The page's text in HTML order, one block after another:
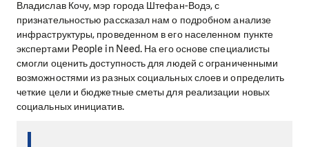
Владислав Кочу, мэр города Штефан-Водэ, с
признательностью рассказал нам о подробном анализе
инфраструктуры, проведенном в его населенном пункте
экспертами People in Need. На его основе специалисты
смогли оценить доступность для людей с ограниченными
возможностями из разных социальных слоев и определить
четкие цели и бюджетные сметы для реализации новых
социальных инициатив.